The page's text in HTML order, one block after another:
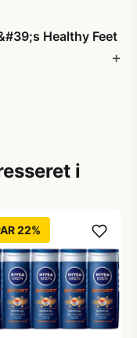
Healthy Feet
i
22%